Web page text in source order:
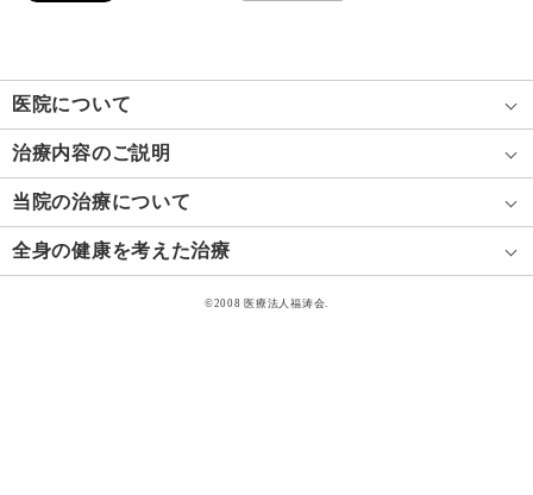
医院について
治療内容のご説明
当院の治療について
全身の健康を考えた治療
©2008 医療法人福涛会.